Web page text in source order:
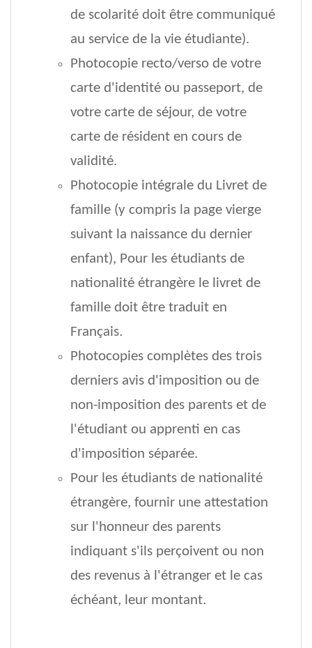
de scolarité doit être communiqué
au service de la vie étudiante).
Photocopie recto/verso de votre
carte d'identité ou passeport, de
votre carte de séjour, de votre
carte de résident en cours de
validité.
Photocopie intégrale du Livret de
famille (y compris la page vierge
suivant la naissance du dernier
enfant), Pour les étudiants de
nationalité étrangère le livret de
famille doit être traduit en
Français.
Photocopies complètes des trois
derniers avis d'imposition ou de
non-imposition des parents et de
l'étudiant ou apprenti en cas
d'imposition séparée.
Pour les étudiants de nationalité
étrangère, fournir une attestation
sur l'honneur des parents
indiquant s'ils perçoivent ou non
des revenus à l'étranger et le cas
échéant, leur montant.